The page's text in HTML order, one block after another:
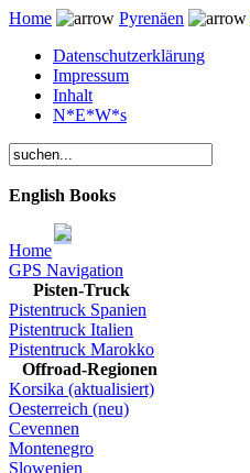
Home Pyrenäen
Datenschutzerklärung
Impressum
Inhalt
N*E*W*s
English Books
Home
GPS Navigation
Pisten-Truck
Pistentruck Spanien
Pistentruck Italien
Pistentruck Marokko
Offroad-Regionen
Korsika (aktualisiert)
Oesterreich (neu)
Cevennen
Montenegro
Slowenien